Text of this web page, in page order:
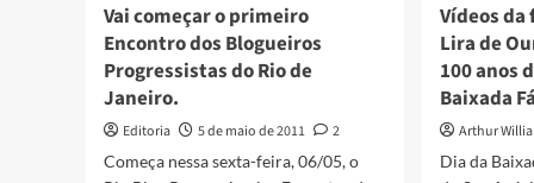
Vai começar o primeiro
Encontro dos Blogueiros
Progressistas do Rio de
Janeiro.
Editoria 5 de maio de 2011
2
Começa nessa sexta-feira, 06/05, o
Vídeos da
Lira de
100 anos
Baixada
Arthur
Dia da